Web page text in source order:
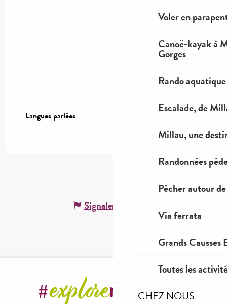
Voler en
Canoë-kayak à
Gorges
Rando
Escalade, de
Millau, une
Randonnées
Pêcher autour
Via ferrata
Grands Causses
Toutes les
CHEZ NOUS
Langues parlées
Langues parlées
Signaler une erreur